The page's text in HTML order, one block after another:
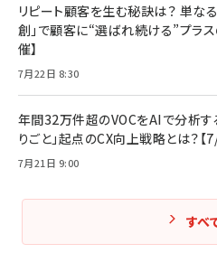
リピート顧客を生む秘訣は？ 単なる
創」で顧客に“選ばれ続ける”プラ
催】
7月22日 8:30
年間32万件超のVOCをAIで分析す
りごと」起点のCX向上戦略とは？【
7月21日 9:00
すべ